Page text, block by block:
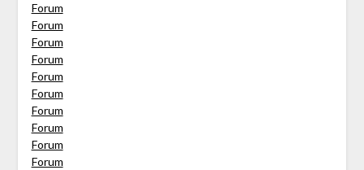
Forum
Forum
Forum
Forum
Forum
Forum
Forum
Forum
Forum
Forum